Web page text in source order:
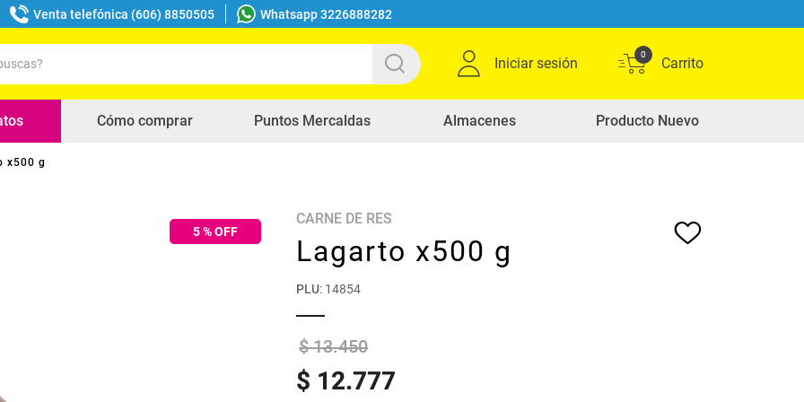
Venta telefónica (606) 8850505 Whatsapp 3226888282
Iniciar sesión
0
Cómo comprar Puntos Mercaldas Almacenes Producto Nuevo
x500 g
5% OFF
CARNE DE RES
Lagarto x500 g
PLU: 14854
$ 13.450
$ 12.777
buscados